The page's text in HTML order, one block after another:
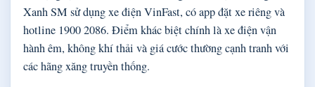
Xanh SM sử dụng xe điện VinFast, có app đặt xe riêng và
hotline 1900 2086. Điểm khác biệt chính là xe điện vận
hành êm, không khí thải và giá cước thường cạnh tranh với
các hãng xăng truyền thống.